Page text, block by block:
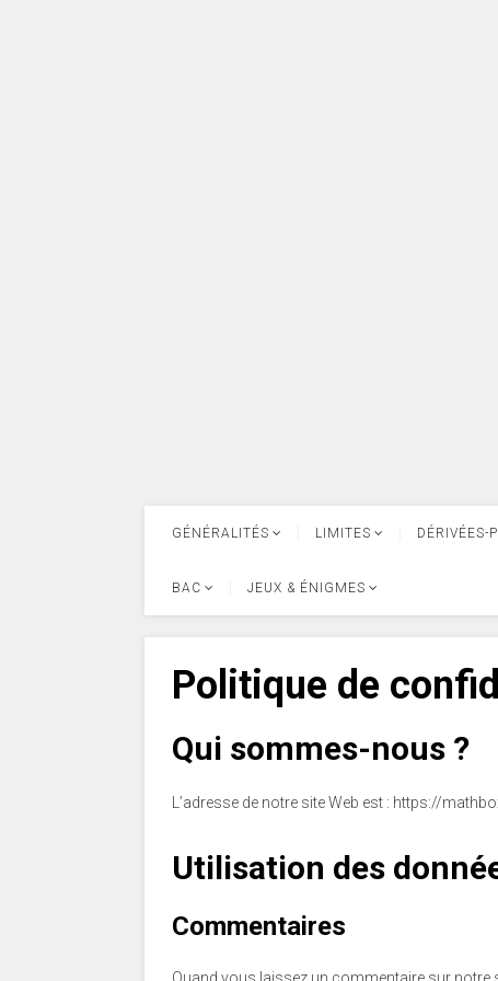
GÉNÉRALITÉS LIMITES DÉRIVÉES-
BAC JEUX & ÉNIGMES
Politique de
Qui sommes-nous ?
L’adresse de notre site Web est : https://
Utilisation des
Commentaires